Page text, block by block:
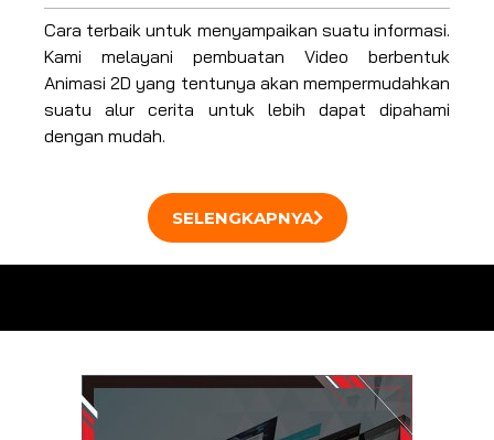
Cara terbaik untuk menyampaikan suatu informasi.
Kami melayani pembuatan Video berbentuk
Animasi 2D yang tentunya akan mempermudahkan
suatu alur cerita untuk lebih dapat dipahami
dengan mudah.
SELENGKAPNYA